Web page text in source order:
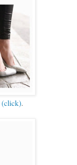
(click).